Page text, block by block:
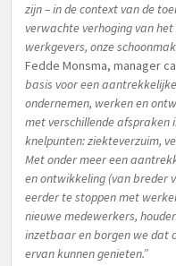
zijn – in de context van de
verwachte verhoging van
werkgevers, onze
Fedde Monsma, manager
basis voor een
ondernemen, werken en
met verschillende afspraken
knelpunten: ziekteverzuim,
Met onder meer een
en ontwikkeling (van breder
eerder te stoppen met
nieuwe medewerkers,
inzetbaar en borgen we dat
ervan kunnen genieten.”